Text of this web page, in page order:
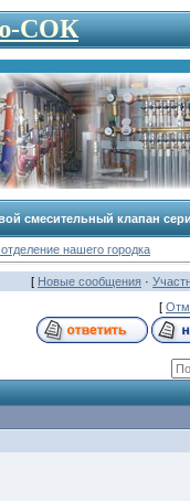
СОК
смесительный клапан
нашего городка
[ Новые сообщения·
[